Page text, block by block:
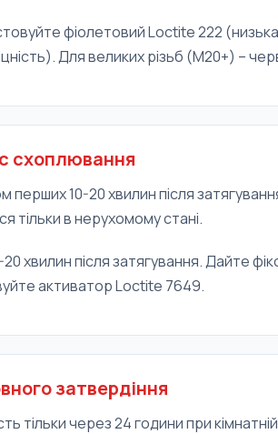
фіолетовий Loctite 222
Для великих різьб (М20+) –
схоплювання
10-20 хвилин після
тільки в нерухомому стані.
хвилин після затягування. Дайте
активатор Loctite 7649.
затвердіння
тільки через 24 години при